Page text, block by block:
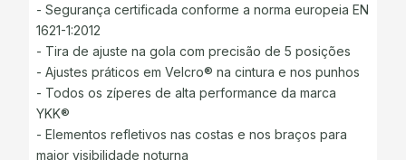
- Segurança certificada conforme a norma europeia EN
1621-1:2012
- Tira de ajuste na gola com precisão de 5 posições
- Ajustes práticos em Velcro® na cintura e nos punhos
- Todos os zíperes de alta performance da marca
YKK®
- Elementos refletivos nas costas e nos braços para
maior visibilidade noturna